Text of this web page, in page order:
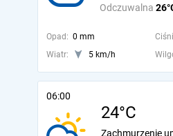
Odczuwalna
Opad: 0 mm
Wiatr:
5 km/h
06:00
24°C
Zachmurzenie